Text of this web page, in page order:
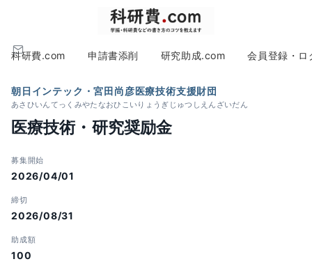
科研費.com 申請書添削 研究助成.com 会員登録・ロ
朝日インテック・宮田尚彦医療技術支援財団
あさひいんてっくみやたなおひこいりょうぎじゅつしえんざいだん
医療技術・研究奨励金
募集開始
2026/04/01
締切
2026/08/31
助成額
100